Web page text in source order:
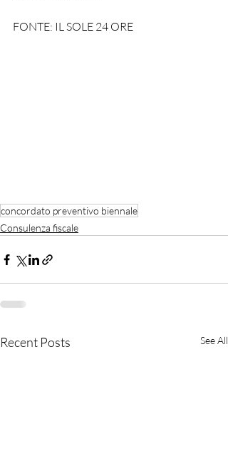
FONTE: IL SOLE 24 ORE
concordato preventivo biennale
Consulenza fiscale
Recent Posts See All